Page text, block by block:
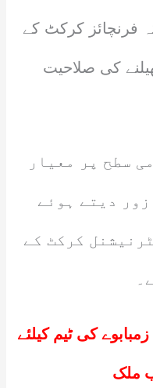
فرنچائز کرکٹ کے
کی صلاحیت
سطح پر معیار
دیتے ہوئے
کرکٹ کے
کی ٹیم کیلئے
ملک